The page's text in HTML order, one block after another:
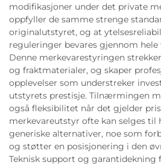
modifikasjoner under det private
oppfyller de samme strenge
originalutstyret, og at
reguleringer bevares gjennom hele
Denne merkevarestyringen
og fraktmaterialer, og skaper
opplevelser som understreker
utstyrets prestisje. Tilnærmingen
også fleksibilitet når det gjelder
merkevareutstyr ofte kan selges til
generiske alternativer, noe som
og støtter en posisjonering i den
Teknisk support og